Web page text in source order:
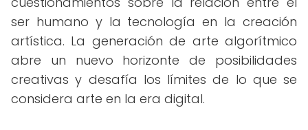
ser humano y la tecnología en la creación
artística. La generación de arte algorítmico
abre un nuevo horizonte de posibilidades
creativas y desafía los límites de lo que se
considera arte en la era digital.